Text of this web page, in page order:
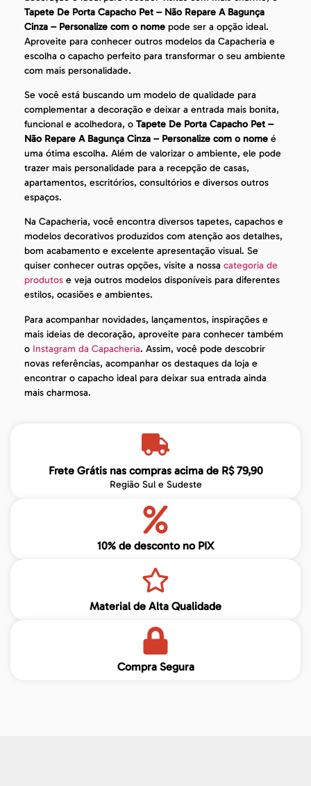
Tapete De Porta Capacho Pet – Não Repare A Bagunça
Cinza – Personalize com o nome pode ser a opção ideal.
Aproveite para conhecer outros modelos da Capacheria e
escolha o capacho perfeito para transformar o seu ambiente
com mais personalidade.
Se você está buscando um modelo de qualidade para
complementar a decoração e deixar a entrada mais bonita,
funcional e acolhedora, o Tapete De Porta Capacho Pet –
Não Repare A Bagunça Cinza – Personalize com o nome é
uma ótima escolha. Além de valorizar o ambiente, ele pode
trazer mais personalidade para a recepção de casas,
apartamentos, escritórios, consultórios e diversos outros
espaços.
Na Capacheria, você encontra diversos tapetes, capachos e
modelos decorativos produzidos com atenção aos detalhes,
bom acabamento e excelente apresentação visual. Se
quiser conhecer outras opções, visite a nossa categoria de
produtos e veja outros modelos disponíveis para diferentes
estilos, ocasiões e ambientes.
Para acompanhar novidades, lançamentos, inspirações e
mais ideias de decoração, aproveite para conhecer também
o Instagram da Capacheria. Assim, você pode descobrir
novas referências, acompanhar os destaques da loja e
encontrar o capacho ideal para deixar sua entrada ainda
mais charmosa.
Frete Grátis nas compras acima de R$ 79,90
Região Sul e Sudeste
10% de desconto no PIX
Material de Alta Qualidade
Compra Segura